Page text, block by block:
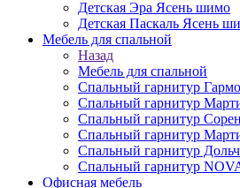
Детская Эра Ясень шимо
Детская Паскаль Ясень
Мебель для спальной
Назад
Мебель для спальной
Спальный гарнитур
Спальный гарнитур
Спальный гарнитур
Спальный гарнитур
Спальный гарнитур
Спальный гарнитур
Офисная мебель